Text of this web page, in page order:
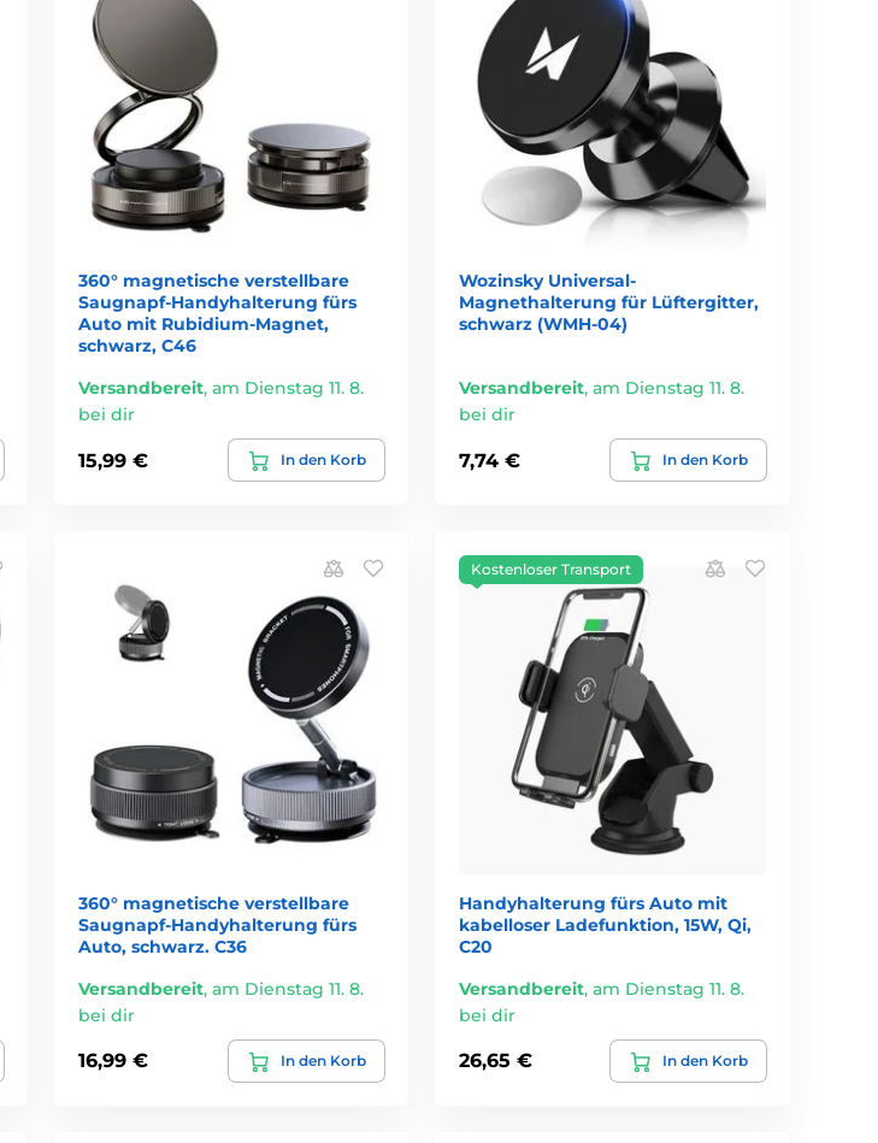
360° magnetische verstellbare
Saugnapf-Handyhalterung fürs
Auto mit Rubidium-Magnet,
schwarz, C46
Versandbereit, am Dienstag 11. 8.
bei dir
15,99 € In den Korb
Wozinsky Universal-
Magnethalterung für Lüftergitter,
schwarz (WMH-04)
Versandbereit,am Dienstag 11. 8.
bei dir
7,74 € In den Korb
360° magnetische verstellbare
Saugnapf-Handyhalterung fürs
Auto, schwarz. C36
Versandbereit, am Dienstag 11. 8.
bei dir
16,99 € In den Korb
Kostenloser Transport
Handyhalterung fürs Auto mit
kabelloser Ladefunktion, 15W, Qi,
C20
Versandbereit,am Dienstag 11. 8.
bei dir
26,65 € In den Korb